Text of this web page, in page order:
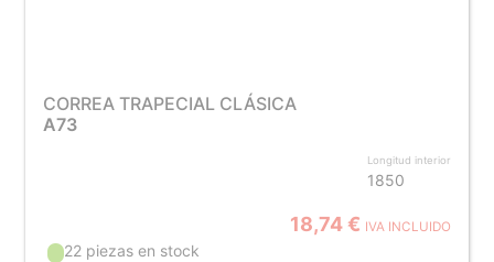
CORREA TRAPECIAL CLÁSICA
A73
Longitud interior
1850
18,74 € IVA INCLUIDO
22 piezas en stock